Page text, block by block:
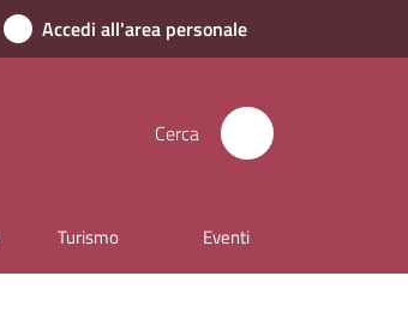
Accedi all'area personale
Cerca
Turismo Eventi